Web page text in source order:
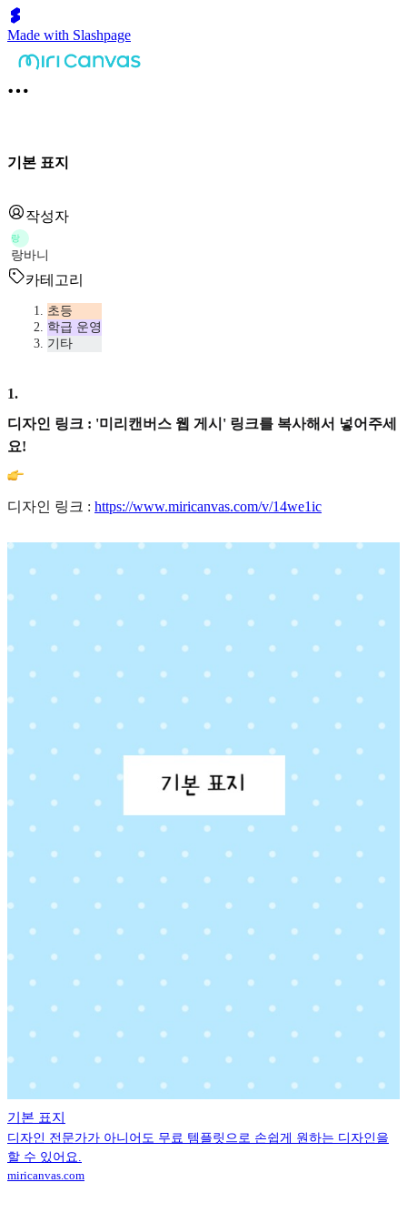
Made with Slashpage
기본 표지
작성자
랑
랑바니
카테고리
초등
학급 운영
기타
1.
디자인 링크 : '미리캔버스 웹 게시' 링크를 복사해서 넣어주세
요!
디자인 링크 : https://www.miricanvas.com/v/14we1ic
기본 표지
디자인 전문가가 아니어도 무료 템플릿으로 손쉽게 원하는 디자인을
할 수 있어요.
miricanvas.com